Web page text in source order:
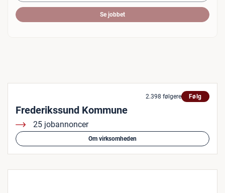
Se jobbet
2.398 følgere Følg
Frederikssund Kommune
25 jobannoncer
Om virksomheden